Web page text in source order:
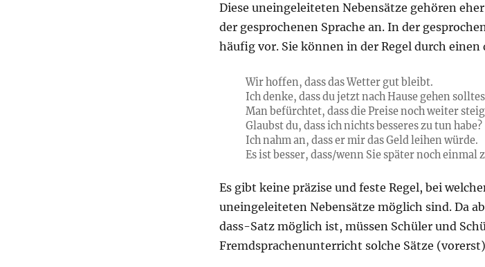
Diese uneingeleiteten Nebensätze gehören
der gesprochenen Sprache an. In der
häufig vor. Sie können in der Regel durch
Wir hoffen, dass das Wetter gut bleibt.
Ich denke, dass du jetzt nach Hause gehen
Man befürchtet, dass die Preise noch weiter
Glaubst du, dass ich nichts besseres zu tun habe?
Ich nahm an, dass er mir das Geld leihen würde.
Es ist besser, dass/wenn Sie später noch einmal
Es gibt keine präzise und feste Regel, bei
uneingeleiteten Nebensätze möglich sind. Da
dass-Satz möglich ist, müssen Schüler und
Fremdsprachenunterricht solche Sätze